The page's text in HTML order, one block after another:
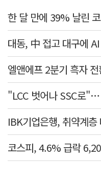
엘앤에프 2분기 흑자
코스피, 4.6% 급락